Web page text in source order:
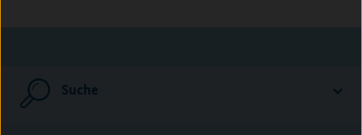
Suche